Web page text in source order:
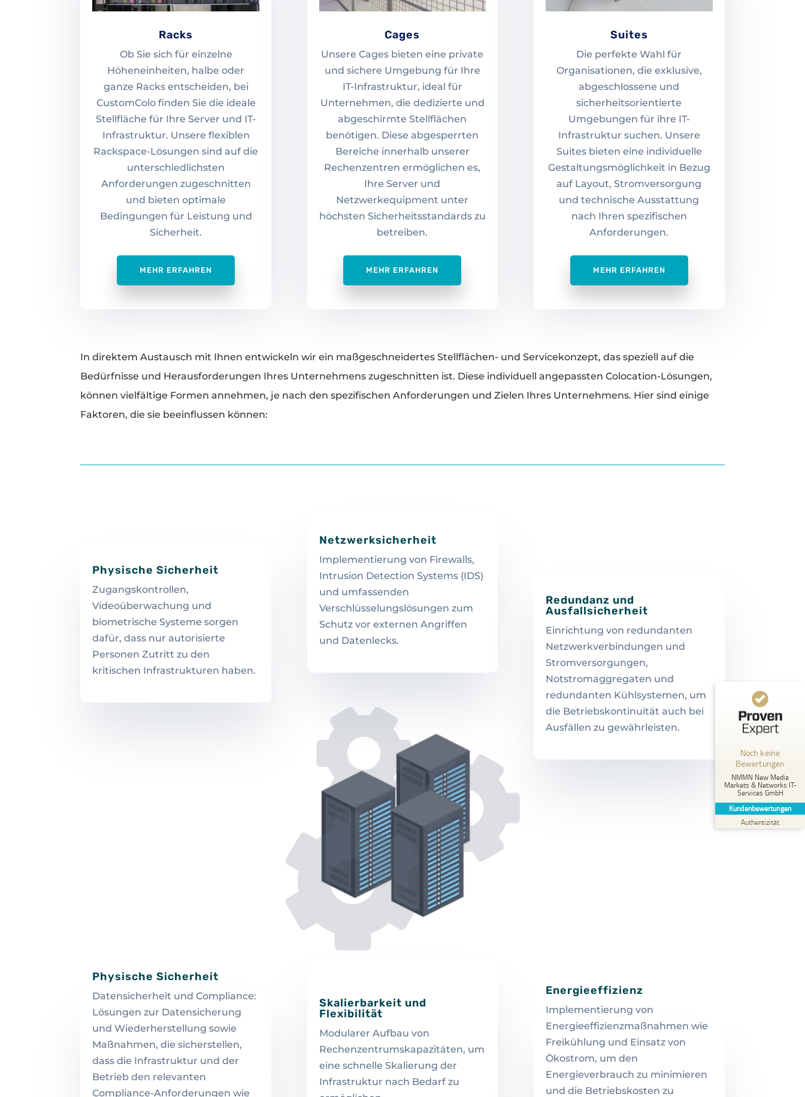
Racks
Ob Sie sich für einzelne
Höheneinheiten, halbe oder
ganze Racks entscheiden, bei
CustomColo finden Sie die ideale
Stellfläche für Ihre Server und IT-
Infrastruktur. Unsere flexiblen
Rackspace-Lösungen sind auf die
unterschiedlichsten
Anforderungen zugeschnitten
und bieten optimale
Bedingungen für Leistung und
Sicherheit.
MEHR ERFAHREN
Cages
Unsere Cages bieten eine private
und sichere Umgebung für Ihre
IT-Infrastruktur, ideal für
Unternehmen, die dedizierte und
abgeschirmte Stellflächen
benötigen. Diese abgesperrten
Bereiche innerhalb unserer
Rechenzentren ermöglichen es,
Ihre Server und
Netzwerkequipment unter
höchsten Sicherheitsstandards zu
betreiben.
MEHR ERFAHREN
Suites
Die perfekte Wahl für
Organisationen, die exklusive,
abgeschlossene und
sicherheitsorientierte
Umgebungen für ihre IT-
Infrastruktur suchen. Unsere
Suites bieten eine individuelle
Gestaltungsmöglichkeit in Bezug
auf Layout, Stromversorgung
und technische Ausstattung
nach Ihren spezifischen
Anforderungen.
MEHR ERFAHREN
In direktem Austausch mit Ihnen entwickeln wir ein maßgeschneidertes Stellflächen- und Servicekonzept, das speziell auf die
Bedürfnisse und Herausforderungen Ihres Unternehmens zugeschnitten ist. Diese individuell angepassten Colocation-Lösungen,
können vielfältige Formen annehmen, je nach den spezifischen Anforderungen und Zielen Ihres Unternehmens. Hier sind einige
Faktoren, die sie beeinflussen können:
Physische Sicherheit
Zugangskontrollen,
Videoüberwachung und
biometrische Systeme sorgen
dafür, dass nur autorisierte
Personen Zutritt zu den
kritischen Infrastrukturen haben.
Netzwerksicherheit
Implementierung von Firewalls,
Intrusion Detection Systems (IDS)
und umfassenden
Verschlüsselungslösungen zum
Schutz vor externen Angriffen
und Datenlecks.
Redundanz und
Ausfallsicherheit
Einrichtung von redundanten
Netzwerkverbindungen und
Stromversorgungen,
Notstromaggregaten und
redundanten Kühlsystemen, um
die Betriebskontinuität auch bei
Ausfällen zu gewährleisten.
Physische Sicherheit
Datensicherheit und Compliance:
Lösungen zur Datensicherung
und Wiederherstellung sowie
Maßnahmen, die sicherstellen,
dass die Infrastruktur und der
Betrieb den relevanten
Compliance-Anforderungen wie
Skalierbarkeit und
Flexibilität
Modularer Aufbau von
Rechenzentrumskapazitäten, um
eine schnelle Skalierung der
Infrastruktur nach Bedarf zu
Energieeffizienz
Implementierung von
Energieeffizienzmaßnahmen wie
Freikühlung und Einsatz von
Ökostrom, um den
Energieverbrauch zu minimieren
und die Betriebskosten zu
Noch keine
Bewertungen
NMMN New Media
Markets & Networks IT-
Services GmbH
Kundenbewertungen
Authentizität
Kundenbewertungen und Erfahrungen zu
NMMN New Media Markets & Networks IT-Services GmbH
Erfahren Sie mehr über dieses Bewertungssiegel
01.01.1970